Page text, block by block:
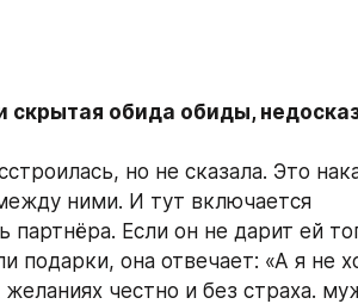
обида обиды,
но не сказала. Это
ними. И тут включается
партнёра. Если он не дарит ей
подарки, она отвечает: «А я не
честно и без страха.